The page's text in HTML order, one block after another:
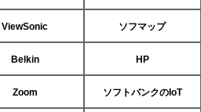
ViewSonic ソフマップ
Belkin HP
Zoom ソフトバンクのIoT